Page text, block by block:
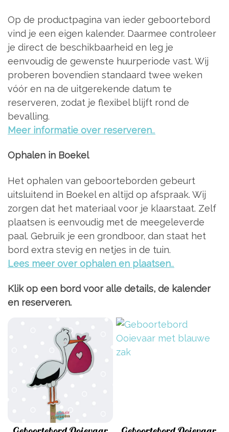
Op de productpagina van ieder geboortebord
vind je een eigen kalender. Daarmee controleer
je direct de beschikbaarheid en leg je
eenvoudig de gewenste huurperiode vast. Wij
proberen bovendien standaard twee weken
vóór en na de uitgerekende datum te
reserveren, zodat je flexibel blijft rond de
bevalling.
Meer informatie over reserveren…
Ophalen in Boekel
Het ophalen van geboorteborden gebeurt
uitsluitend in Boekel en altijd op afspraak. Wij
zorgen dat het materiaal voor je klaarstaat. Zelf
plaatsen is eenvoudig met de meegeleverde
paal. Gebruik je een grondboor, dan staat het
bord extra stevig en netjes in de tuin.
Lees meer over ophalen en plaatsen…
Klik op een bord voor alle details, de kalender
en reserveren.